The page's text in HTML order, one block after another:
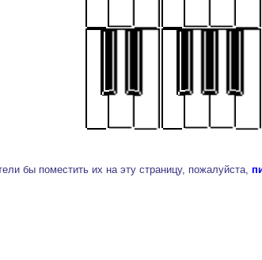
бы поместить их на эту страницу, пожалуйста,